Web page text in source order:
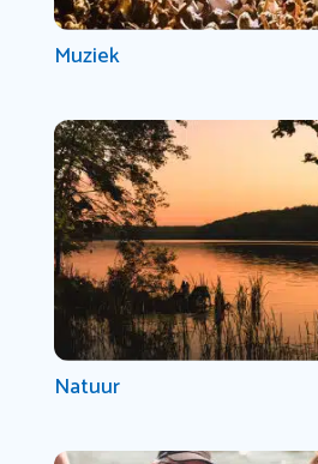
Muziek
Natuur